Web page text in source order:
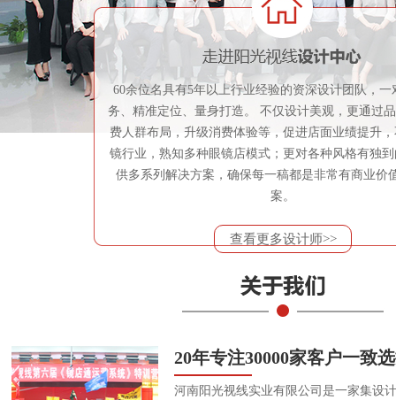
60余位名具有5年以上行业经验的资深设计团队，一
务、精准定位、量身打造。 不仅设计美观，更通过
费人群布局，升级消费体验等，促进店面业绩提升
镜行业，熟知多种眼镜店模式；更对各种风格有独
供多系列解决方案，确保每一稿都是非常有商业价
案。
查看更多设计师>>
20年专注30000家客户一致
河南阳光视线实业有限公司是一家集设